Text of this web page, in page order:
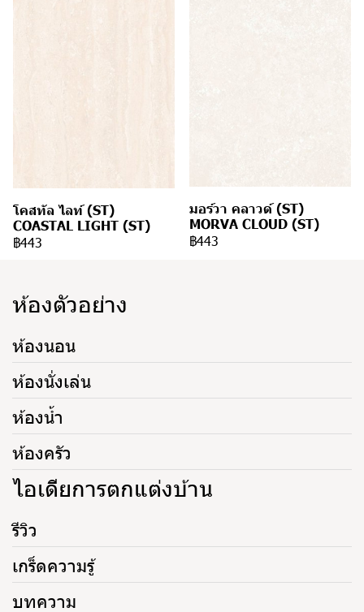
โคสทัล ไลท์ (ST)
COASTAL LIGHT (ST)
฿443
มอร์วา คลาวด์ (ST)
MORVA CLOUD (ST)
฿443
ห้องตัวอย่าง
ห้องนอน
ห้องนั่งเล่น
ห้องน้ำ
ห้องครัว
ไอเดียการตกแต่งบ้าน
รีวิว
เกร็ดความรู้
บทความ